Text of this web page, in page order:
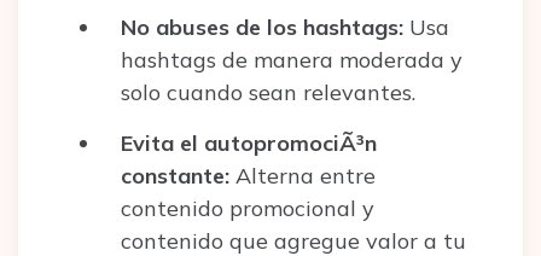
No abuses de los hashtags: Usa
hashtags de manera moderada y
solo cuando sean relevantes.
Evita el autopromociÃ³n
constante: Alterna entre
contenido promocional y
contenido que agregue valor a tu